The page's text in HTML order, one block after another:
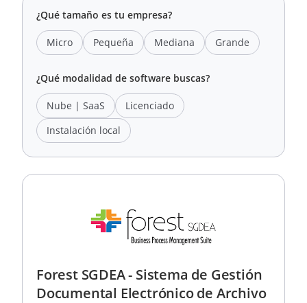
¿Qué tamaño es tu empresa?
Micro Pequeña Mediana Grande
¿Qué modalidad de software buscas?
Nube | SaaS
Licenciado
Instalación local
Forest SGDEA - Sistema de Gestión
Documental Electrónico de Archivo